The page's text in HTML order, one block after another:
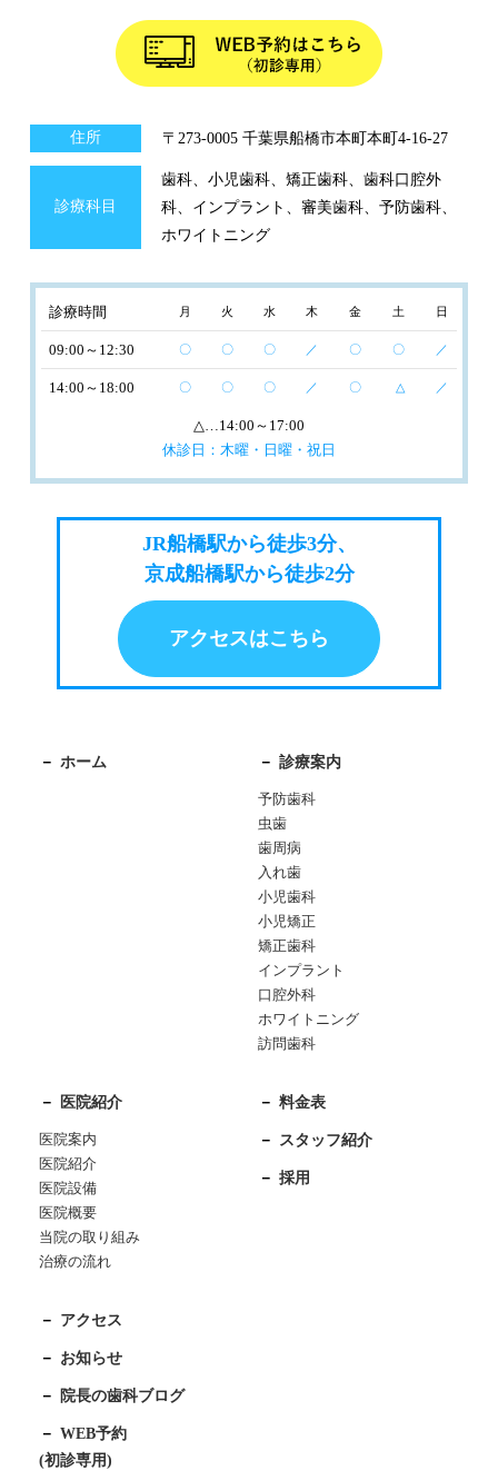
住所 〒273-0005 千葉県船橋市本町本町4-16-27
診療科目
歯科、小児歯科、矯正歯科、歯科口腔外
科、インプラント、審美歯科、予防歯科、
ホワイトニング
診療時間 月 火 水 木 金 土 日
09:00～12:30 〇 〇 〇 ／ 〇 〇 ／
14:00～18:00 〇 〇 〇 ／ 〇 △ ／
△…14:00～17:00
休診日：木曜・日曜・祝日
JR船橋駅から徒歩3分、
京成船橋駅から徒歩2分
アクセスはこちら
ホーム 診療案内
予防歯科
虫歯
歯周病
入れ歯
小児歯科
小児矯正
矯正歯科
インプラント
口腔外科
ホワイトニング
訪問歯科
医院紹介
医院案内
医院紹介
医院設備
医院概要
当院の取り組み
治療の流れ
料金表
スタッフ紹介
採用
アクセス
お知らせ
院長の歯科ブログ
WEB予約
(初診専用)